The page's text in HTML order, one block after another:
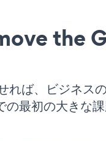
the
ば、ビジネス
の最初の大きな